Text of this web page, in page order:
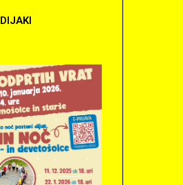
DIJAKI